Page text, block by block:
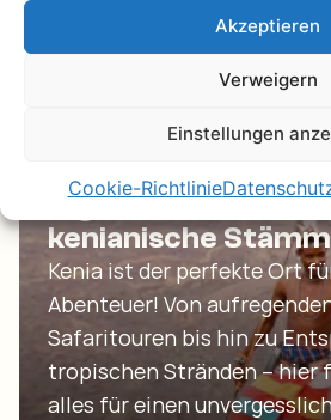
Akzeptieren
Verweigern
Einstellungen
Cookie-Richtlinie
Entdecke Tansania
Majestätische
Big Five und bunte
kenianische
Kenia ist der perfekte Ort
Abenteuer! Von
Safaritouren bis hin zu
tropischen Stränden – hier
alles für einen